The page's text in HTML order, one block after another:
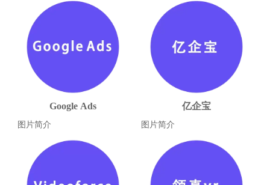
Google Ads
图片简介
亿企宝
图片简介